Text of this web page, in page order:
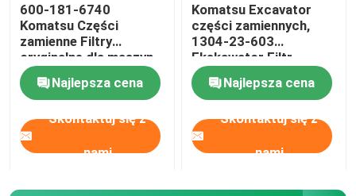
600-181-6740
Komatsu Części
zamienne Filtry
oryginalne dla maszyn
budowlanych
Najlepsza cena
Skontaktuj się z
nami
Komatsu Excavator
części zamiennych,
1304-23-603
Ekskawator Filtr
powietrza Set
Najlepsza cena
Skontaktuj się z
nami